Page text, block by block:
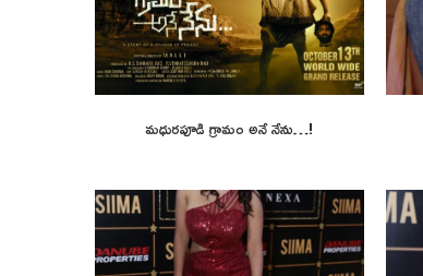
మధురపూడి గ్రామం అనే నేను…!